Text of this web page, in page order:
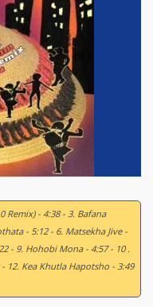
Remix) - 4:38 - 3. Bafana
- 5:12 - 6. Matsekha Jive -
- 9. Hohobi Mona - 4:57 - 10 .
12. Kea Khutla Hapotsho - 3:49